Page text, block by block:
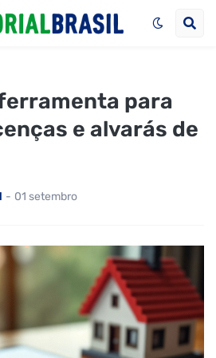
para
e alvarás de
- 01 setembro